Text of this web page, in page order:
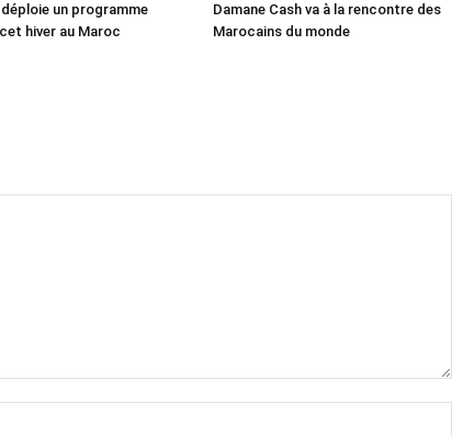
déploie un programme
hiver au Maroc
Damane Cash va à la rencontre des
Marocains du monde